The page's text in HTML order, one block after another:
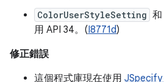
ColorUserStyleSetting 和
用 API 34。(I8771d)
修正錯誤
這個程式庫現在使用